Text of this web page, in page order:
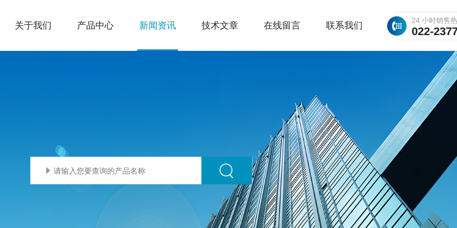
24 小时销售
022-
关于我们 产品中心 新闻资讯 技术文章 在线留言 联系我们